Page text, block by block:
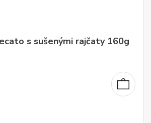
s sušenými rajčaty 160g